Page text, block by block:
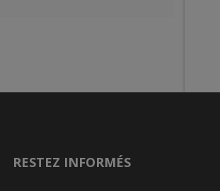
RESTEZ INFORMÉS